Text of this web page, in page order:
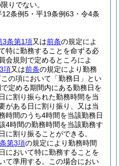
りでない。
条例5・平19条例63・令4条
3条第1項又は前条の規定によ
特に勤務することを命ずる必
会規則で定めるところによ
項又は前条の規定により勤務
の項において「勤務日」とい
定める期間内にある勤務日を
に割り振られた勤務時間を当
がある日に割り振り、又は当
時間のうち4時間を当該勤務日
4時間の勤務時間を当該勤務す
に割り振ることができる。
第3項の規定により勤務時間
において特に勤務することを
て準用する。
この場合におい